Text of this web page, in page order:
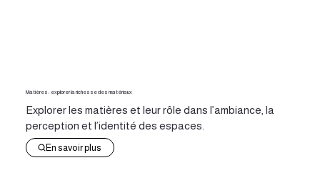
Matières : explorer la richesse des matériaux
Explorer les matières et leur rôle dans l’ambiance, la
perception et l’identité des espaces.
En savoir plus